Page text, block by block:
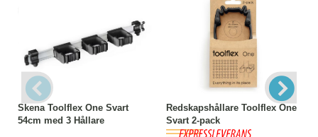
Skena Toolflex One Svart
54cm med 3 Hållare
Redskapshållare Toolflex One
Svart 2-pack